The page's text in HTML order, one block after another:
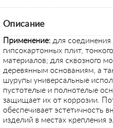
Описание
Применение: для соединения
гипсокартонных плит,
материалов; для сквозного
деревянным основаниям, а
шурупы универсальные
пустотелые и полнотелые
защищает их от коррозии.
обеспечивает эстетичность
изделий в местах крепления